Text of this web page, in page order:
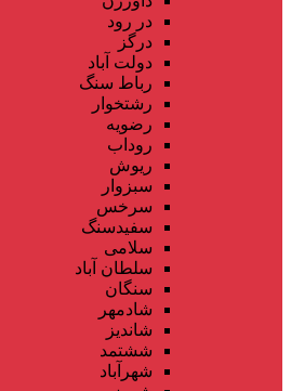
در رود
درگز
دولت آباد
رباط سنگ
رشتخوار
رضویه
روداب
ریوش
سبزوار
سرخس
سفیدسنگ
سلامی
سلطان آباد
سنگان
شادمهر
شاندیز
ششتمد
شهرآباد